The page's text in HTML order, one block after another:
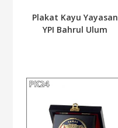
Plakat Kayu Yayasan
YPI Bahrul Ulum